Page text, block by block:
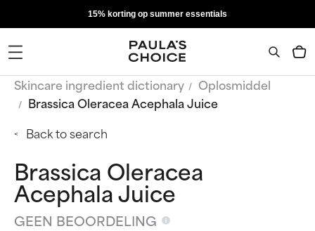
15% korting op summer essentials
Skincare ingredient dictionary
Oplosmiddel
Brassica Oleracea Acephala Juice
Back to search
Brassica Oleracea
Acephala Juice
GEEN BEOORDELING